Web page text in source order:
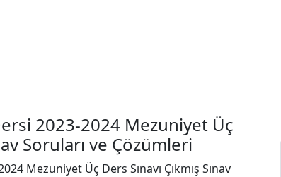
2023-2024 Mezuniyet Üç
Soruları ve Çözümleri
Mezuniyet Üç Ders Sınavı Çıkmış Sınav